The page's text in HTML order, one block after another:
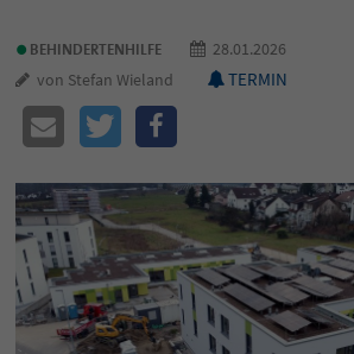
• BEHINDERTENHILFE
28.01.2026
von Stefan Wieland
TERMIN